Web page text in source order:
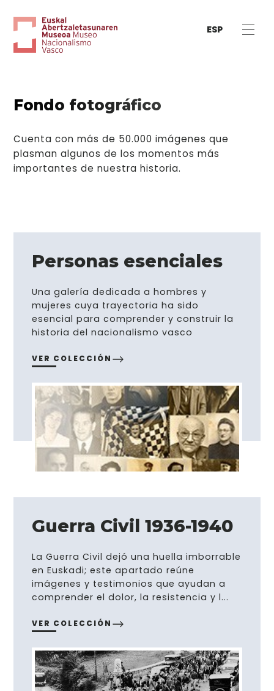
ESP
Fondo fotográfico
Cuenta con más de 50.000 imágenes que
plasman algunos de los momentos más
importantes de nuestra historia.
Personas esenciales
Una galería dedicada a hombres y
mujeres cuya trayectoria ha sido
esencial para comprender y construir la
historia del nacionalismo vasco
VER COLECCIÓN
Guerra Civil 1936-1940
La Guerra Civil dejó una huella imborrable
en Euskadi; este apartado reúne
imágenes y testimonios que ayudan a
comprender el dolor, la resistencia y l...
VER COLECCIÓN